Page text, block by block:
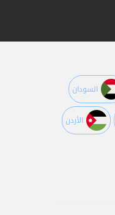
السودان
اﻷردن